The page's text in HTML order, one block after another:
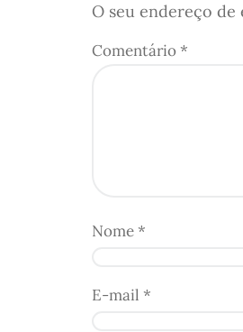
O seu endereço
Comentário*
Nome*
E-mail *